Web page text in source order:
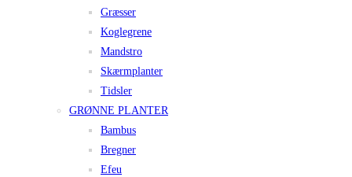
Græsser
Koglegrene
Mandstro
Skærmplanter
Tidsler
GRØNNE PLANTER
Bambus
Bregner
Efeu